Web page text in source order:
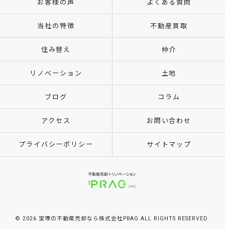
お客様の声 よくある質問
当社の特徴 不動産買取
住み替え 仲介
リノベーション 土地
ブログ コラム
アクセス お問い合わせ
プライバシーポリシー サイトマップ
© 2026 宝塚の不動産売却なら株式会社PRAG ALL RIGHTS RESERVED.